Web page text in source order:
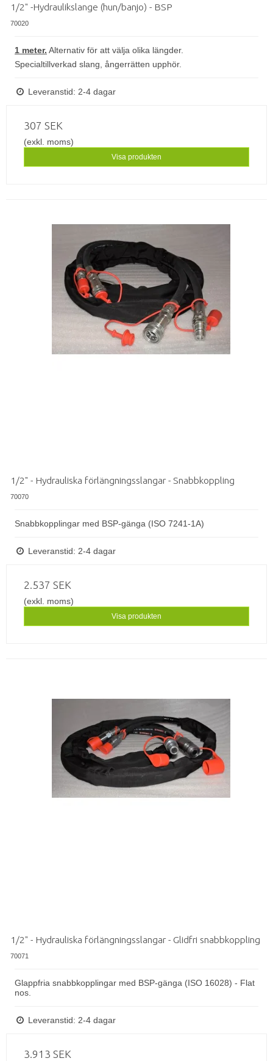
1/2" -Hydraulikslange (hun/banjo) - BSP
70020
1 meter. Alternativ för att välja olika längder.
Specialtillverkad slang, ångerrätten upphör.
Leveranstid: 2-4 dagar
307 SEK
(exkl. moms)
Visa produkten
1/2" - Hydrauliska förlängningsslangar - Snabbkoppling
70070
Snabbkopplingar med BSP-gänga (ISO 7241-1A)
Leveranstid: 2-4 dagar
2.537 SEK
(exkl. moms)
Visa produkten
1/2" - Hydrauliska förlängningsslangar - Glidfri snabbkoppling
70071
Glappfria snabbkopplingar med BSP-gänga (ISO 16028) - Flat
nos.
Leveranstid: 2-4 dagar
3.913 SEK